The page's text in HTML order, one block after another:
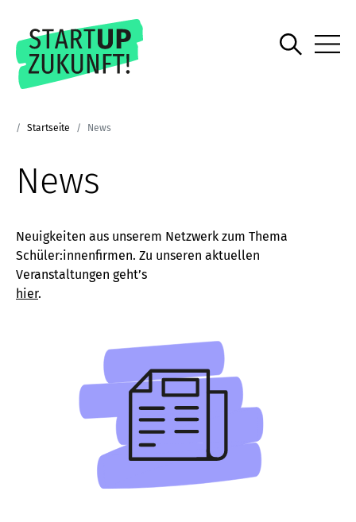
Startseite News
News
Neuigkeiten aus unserem Netzwerk zum Thema
Schüler:innenfirmen. Zu unseren aktuellen
Veranstaltungen geht’s
hier.